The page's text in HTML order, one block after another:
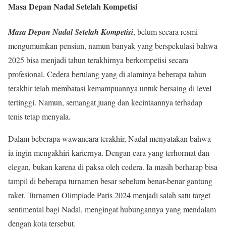
Masa Depan Nadal Setelah Kompetisi
Masa Depan Nadal Setelah Kompetisi, belum secara resmi
mengumumkan pensiun, namun banyak yang berspekulasi bahwa
2025 bisa menjadi tahun terakhirnya berkompetisi secara
profesional. Cedera berulang yang di alaminya beberapa tahun
terakhir telah membatasi kemampuannya untuk bersaing di level
tertinggi. Namun, semangat juang dan kecintaannya terhadap
tenis tetap menyala.
Dalam beberapa wawancara terakhir, Nadal menyatakan bahwa
ia ingin mengakhiri kariernya. Dengan cara yang terhormat dan
elegan, bukan karena di paksa oleh cedera. Ia masih berharap bisa
tampil di beberapa turnamen besar sebelum benar-benar gantung
raket. Turnamen Olimpiade Paris 2024 menjadi salah satu target
sentimental bagi Nadal, mengingat hubungannya yang mendalam
dengan kota tersebut.